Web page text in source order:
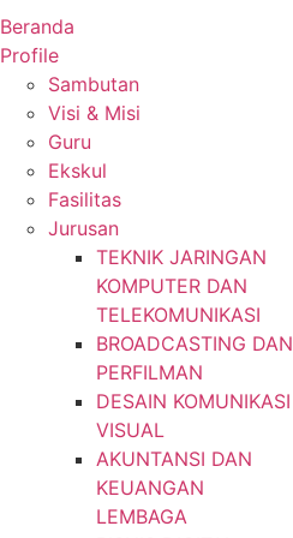
Beranda
Profile
Sambutan
Visi & Misi
Guru
Ekskul
Fasilitas
Jurusan
TEKNIK JARINGAN
KOMPUTER DAN
TELEKOMUNIKASI
BROADCASTING DAN
PERFILMAN
DESAIN KOMUNIKASI
VISUAL
AKUNTANSI DAN
KEUANGAN
LEMBAGA